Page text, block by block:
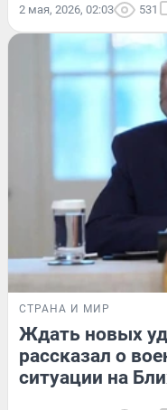
2 мая, 2026, 02:03 531
СТРАНА И МИР
Ждать новых
рассказал о
ситуации на